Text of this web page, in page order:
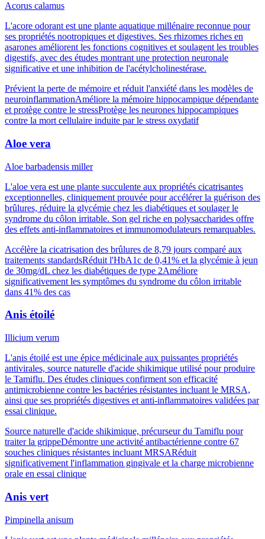
Acorus calamus
L'acore odorant est une plante aquatique millénaire reconnue pour
ses propriétés nootropiques et digestives. Ses rhizomes riches en
asarones améliorent les fonctions cognitives et soulagent les troubles
digestifs, avec des études montrant une protection neuronale
significative et une inhibition de l'acétylcholinestérase.
Prévient la perte de mémoire et réduit l'anxiété dans les modèles de
neuroinflammationAméliore la mémoire hippocampique dépendante
et protège contre le stressProtège les neurones hippocampiques
contre la mort cellulaire induite par le stress oxydatif
Aloe vera
Aloe barbadensis miller
L'aloe vera est une plante succulente aux propriétés cicatrisantes
exceptionnelles, cliniquement prouvée pour accélérer la guérison des
brûlures, réduire la glycémie chez les diabétiques et soulager le
syndrome du côlon irritable. Son gel riche en polysaccharides offre
des effets anti-inflammatoires et immunomodulateurs remarquables.
Accélère la cicatrisation des brûlures de 8,79 jours comparé aux
traitements standardsRéduit l'HbA1c de 0,41% et la glycémie à jeun
de 30mg/dL chez les diabétiques de type 2Améliore
significativement les symptômes du syndrome du côlon irritable
dans 41% des cas
Anis étoilé
Illicium verum
L'anis étoilé est une épice médicinale aux puissantes propriétés
antivirales, source naturelle d'acide shikimique utilisé pour produire
le Tamiflu. Des études cliniques confirment son efficacité
antimicrobienne contre les bactéries résistantes incluant le MRSA,
ainsi que ses propriétés digestives et anti-inflammatoires validées par
essai clinique.
Source naturelle d'acide shikimique, précurseur du Tamiflu pour
traiter la grippeDémontre une activité antibactérienne contre 67
souches cliniques résistantes incluant MRSARéduit
significativement l'inflammation gingivale et la charge microbienne
orale en essai clinique
Anis vert
Pimpinella anisum